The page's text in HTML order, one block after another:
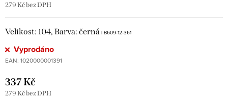
279 Kč bez DPH
Velikost: 104, Barva: černá | B609-12-361
Vyprodáno
EAN: 1020000001391
337 Kč
279 Kč bez DPH